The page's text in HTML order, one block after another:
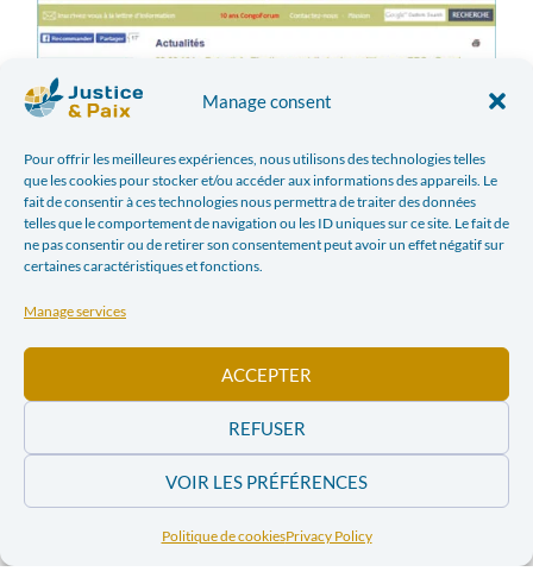
Manage consent
Pour offrir les meilleures expériences, nous utilisons des technologies telles
que les cookies pour stocker et/ou accéder aux informations des appareils. Le
fait de consentir à ces technologies nous permettra de traiter des données
telles que le comportement de navigation ou les ID uniques sur ce site. Le fait de
ne pas consentir ou de retirer son consentement peut avoir un effet négatif sur
certaines caractéristiques et fonctions.
Manage services
ACCEPTER
REFUSER
VOIR LES PRÉFÉRENCES
Politique de cookiesPrivacy Policy